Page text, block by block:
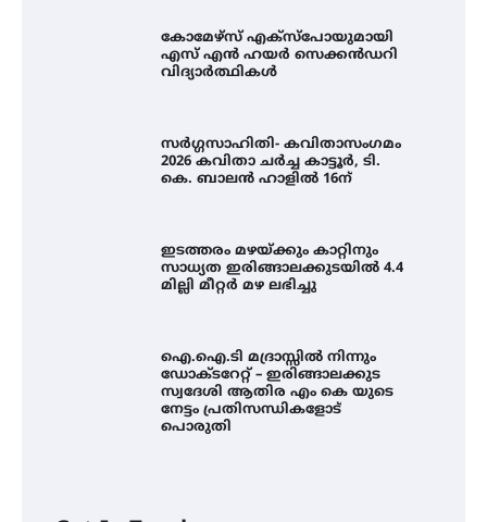
കോമേഴ്സ് എക്സ്പോയുമായി
എസ് എൻ ഹയർ സെക്കൻഡറി
വിദ്യാർത്ഥികൾ
സർഗ്ഗസാഹിതി- കവിതാസംഗമം
2026 കവിതാ ചർച്ച കാട്ടൂർ, ടി.
കെ. ബാലൻ ഹാളിൽ 16ന്
ഇടത്തരം മഴയ്ക്കും കാറ്റിനും
സാധ്യത ഇരിങ്ങാലക്കുടയിൽ 4.4
മില്ലി മീറ്റർ മഴ ലഭിച്ചു
ഐ.ഐ.ടി മദ്രാസ്സിൽ നിന്നും
ഡോക്ടറേറ്റ് – ഇരിങ്ങാലക്കുട
സ്വദേശി ആതിര എം കെ യുടെ
നേട്ടം പ്രതിസന്ധികളോട്
പൊരുതി
സർഗ്ഗസാഹിതി- കവിതാസംഗമം
2026 കവിതാ ചർച്ച കാട്ടൂർ, ടി. കെ.
ബാലൻ ഹാളിൽ 16ന്